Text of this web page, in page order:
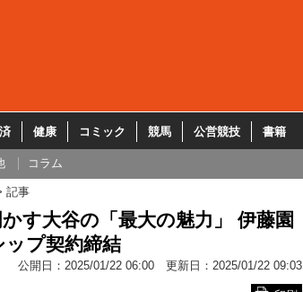
健康 コミック 競馬 公営競技 書籍
コラム
記事
す大谷の「最大の魅力」 伊藤園
プ契約締結
公開日： 2025/01/22 06:00 更新日： 2025/01/22 09:03